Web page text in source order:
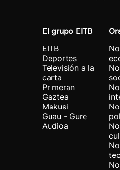
El grupo EITB
EITB
Deportes
Televisión a la
carta
Primeran
Gaztea
Makusi
Guau - Gure
Audioa